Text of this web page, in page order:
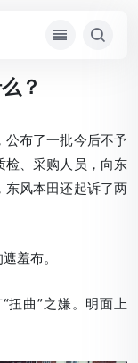
？
公布了一批今后不予
检、采购人员，向东
东风本田还起诉了两
羞布。
扭曲”之嫌。明面上